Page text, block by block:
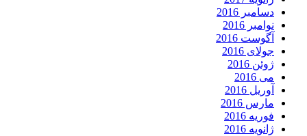
دسامبر 2016
نوامبر 2016
آگوست 2016
جولای 2016
ژوئن 2016
می 2016
آوریل 2016
مارس 2016
فوریه 2016
ژانویه 2016